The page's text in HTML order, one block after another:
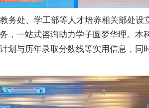
务处、学工部等人才培养相关部处设
一站式咨询助力学子圆梦华理。本
与历年录取分数线等实用信息，同